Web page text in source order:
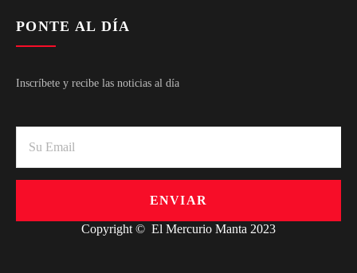
PONTE AL DÍA
Inscríbete y recibe las noticias al día
ENVIAR
Copyright © El Mercurio Manta 2023